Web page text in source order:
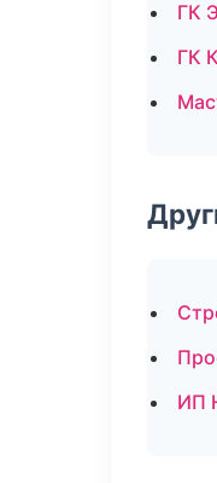
ГК
ГК
ИП